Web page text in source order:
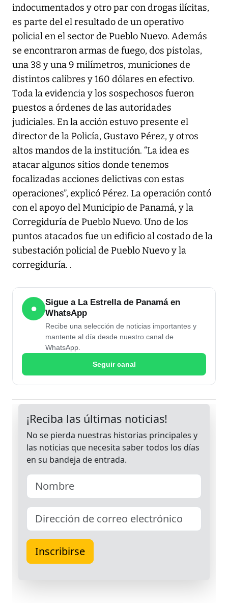
indocumentados y otro par con drogas ilícitas,
es parte del el resultado de un operativo
policial en el sector de Pueblo Nuevo. Además
se encontraron armas de fuego, dos pistolas,
una 38 y una 9 milímetros, municiones de
distintos calibres y 160 dólares en efectivo.
Toda la evidencia y los sospechosos fueron
puestos a órdenes de las autoridades
judiciales. En la acción estuvo presente el
director de la Policía, Gustavo Pérez, y otros
altos mandos de la institución. “La idea es
atacar algunos sitios donde tenemos
focalizadas acciones delictivas con estas
operaciones”, explicó Pérez. La operación contó
con el apoyo del Municipio de Panamá, y la
Corregiduría de Pueblo Nuevo. Uno de los
puntos atacados fue un edificio al costado de la
subestación policial de Pueblo Nuevo y la
corregiduría. .
●
Sigue a La Estrella de Panamá en
WhatsApp
Recibe una selección de noticias importantes y
mantente al día desde nuestro canal de
WhatsApp.
Seguir canal